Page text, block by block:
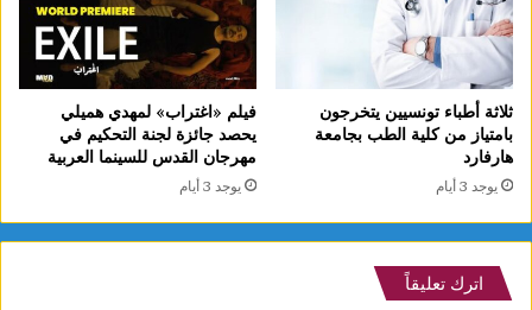
ثلاثة أطباء تونسيين يتخرجون
بامتياز من كلية الطب بجامعة
هارفارد
يوجد 3 أيام
فيلم «اغتراب» لمهدي هميلي
يحصد جائزة لجنة التحكيم في
مهرجان القدس للسينما العربية
يوجد 3 أيام
اترك تعليقاً